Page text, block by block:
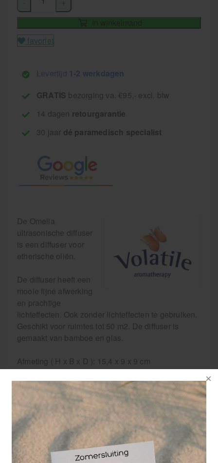
In winkelmand
favoriet
Levertijd 1-2 werkdagen
GRATIS bezorging va. €95,- excl. btw
14 dagen retourgarantie
30 jaar dé paramedisch specialist
De Omelia
ultrasonische diffuser
is een diffuser voor
etherische oliën.
De diffuser heeft een
mooie fijne afwerking
en prachtige
lichteffecten. Ook zonder lichteffecten te gebruiken.
Geschikt voor ruimtes tot 50 m2. De diffuser is
gemaakt van bamboe en glas.
Afmeting ( H x B x D ): 15,4 x 9 x 9 cm
Inhoud water tank: 100 ml
De etherische olie-diffuser van Omelia wordt
geleverd met een instructieboekje en een AC-
Adapter. Plaats de diffuser altijd op een
vochtbestendige ondergrond
Instructies voor veilig gebruik